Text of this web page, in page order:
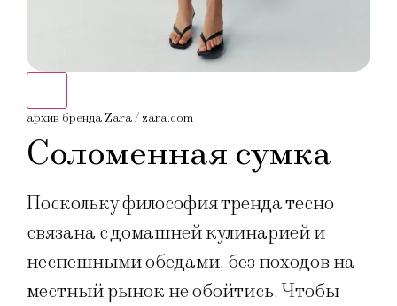
архив бренда Zara / zara.com
Соломенная сумка
Поскольку философия тренда тесно
связана с домашней кулинарией и
неспешными обедами, без походов на
местный рынок не обойтись. Чтобы